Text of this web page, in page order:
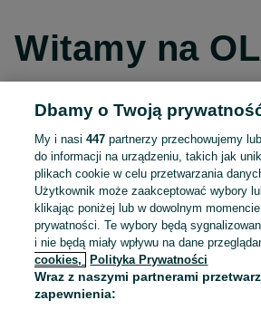
Witamy na
Kontynuuj przez
Kontynuuj przez
Kontynuuj przez
LUB
Dbamy o Twoją
My i nasi447 partnerzy przechowujemy
do informacji na urządzeniu, takich jak
plikach cookie w celu przetwarzania
Użytkownik może zaakceptować wybory
klikając poniżej lub w dowolnym
prywatności. Te wybory będą
i nie będą miały wpływu na dane
cookies,
Polityka Prywatności
Wraz z naszymi partnerami
zapewnienia: